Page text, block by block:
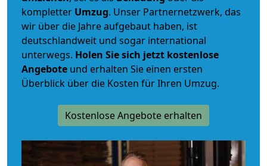
kompletter Umzug. Unser Partnernetzwerk, das
wir über die Jahre aufgebaut haben, ist
deutschlandweit und sogar international
unterwegs. Holen Sie sich jetzt kostenlose
Angebote und erhalten Sie einen ersten
Überblick über die Kosten für Ihren Umzug.
Kostenlose Angebote erhalten